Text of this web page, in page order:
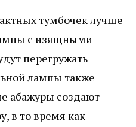
тумбочек лучше
с изящными
перегружать
лампы также
абажуры создают
в то время как